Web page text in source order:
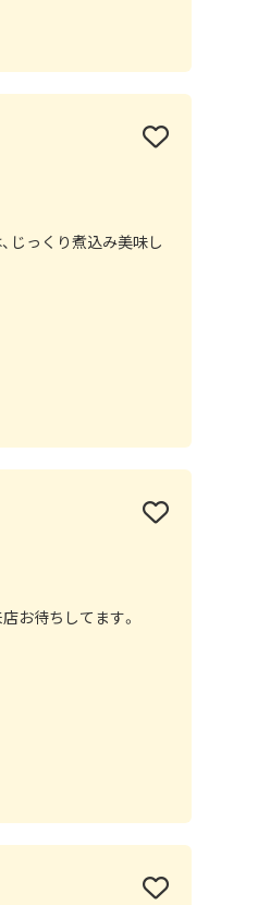
じっくり煮込み美味し
お待ちしてます。